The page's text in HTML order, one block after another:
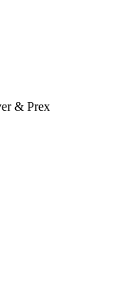
& Prex